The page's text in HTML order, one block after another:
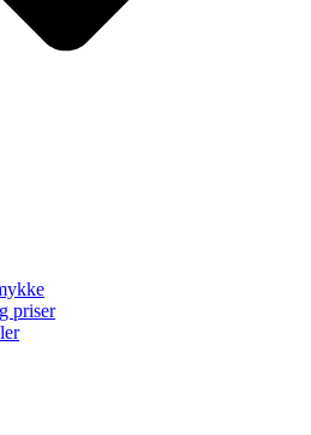
priser